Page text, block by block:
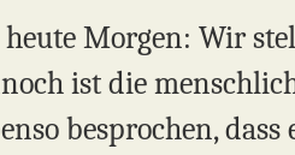
Morgen: Wir
ist die
besprochen,